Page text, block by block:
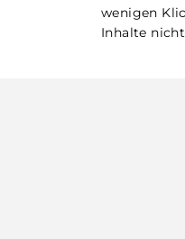
wenigen
Inhalte